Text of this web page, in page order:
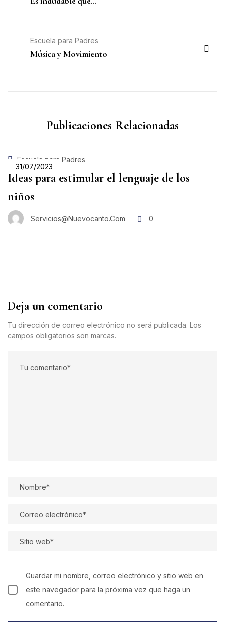
Escuela para Padres
Música y Movimiento
Publicaciones Relacionadas
31/07/2023
Escuela para Padres
Ideas para estimular el lenguaje de los
niños
Servicios@nuevocanto.com 0
Deja un comentario
Tu dirección de correo electrónico no será publicada. Los
campos obligatorios son marcas.
Guardar mi nombre, correo electrónico y sitio web en
este navegador para la próxima vez que haga un
comentario.